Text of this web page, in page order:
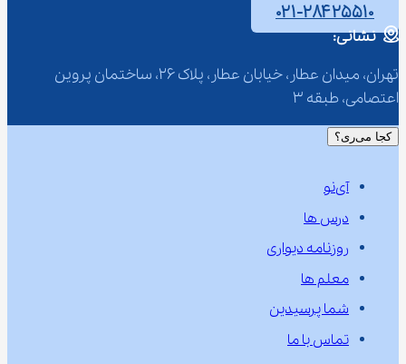
۰۲۱-۲۸۴۲۵۵۱۰
نشانی:
تهران، میدان عطار، خیابان عطار، پلاک 26، ساختمان پروین
اعتصامی، طبقه 3
کجا می‌ری؟
آی‌نو
درس ها
روزنامه دیواری
معلم ها
شما پرسیدین
تماس با ما